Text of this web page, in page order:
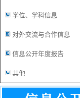
学位、学科信息
对外交流与合作信息
信息公开年度报告
其他